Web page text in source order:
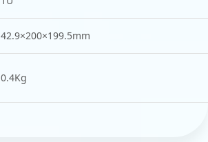
42.9×200×199.5mm
0.4Kg